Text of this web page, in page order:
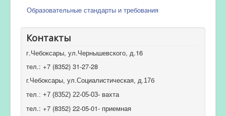
Образовательные стандарты и требования
Контакты
г.Чебоксары, ул.Чернышевского, д.16
тел.: +7 (8352) 31-27-28
г.Чебоксары, ул.Социалистическая, д.17б
тел.: +7 (8352) 22-05-03- вахта
тел.: +7 (8352) 22-05-01- приемная